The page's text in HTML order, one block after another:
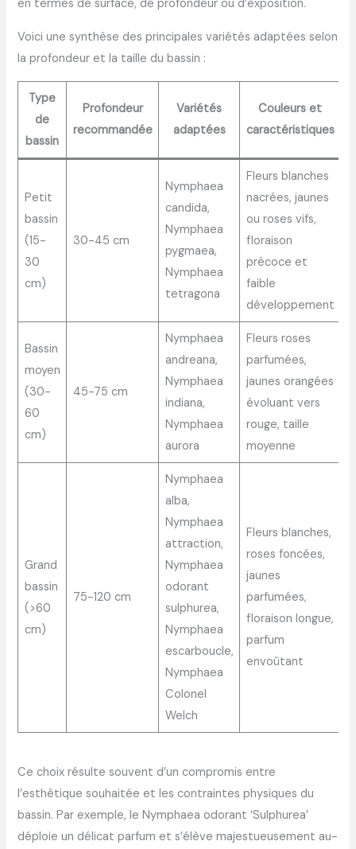
en termes de surface, de profondeur ou d’exposition.
Voici une synthèse des principales variétés adaptées selon
la profondeur et la taille du bassin :
Type
de
bassin
Profondeur
recommandée
Variétés
adaptées
Couleurs et
caractéristiques
Petit
bassin
(15-
30
cm)
30-45 cm
Nymphaea
candida,
Nymphaea
pygmaea,
Nymphaea
tetragona
Fleurs blanches
nacrées, jaunes
ou roses vifs,
floraison
précoce et
faible
développement
Bassin
moyen
(30-
60
cm)
45-75 cm
Nymphaea
andreana,
Nymphaea
indiana,
Nymphaea
aurora
Fleurs roses
parfumées,
jaunes orangées
évoluant vers
rouge, taille
moyenne
Grand
bassin
(>60
cm)
75-120 cm
Nymphaea
alba,
Nymphaea
attraction,
Nymphaea
odorant
sulphurea,
Nymphaea
escarboucle,
Nymphaea
Colonel
Welch
Fleurs blanches,
roses foncées,
jaunes
parfumées,
floraison longue,
parfum
envoûtant
Ce choix résulte souvent d’un compromis entre
l’esthétique souhaitée et les contraintes physiques du
bassin. Par exemple, le Nymphaea odorant ‘Sulphurea’
déploie un délicat parfum et s’élève majestueusement au-